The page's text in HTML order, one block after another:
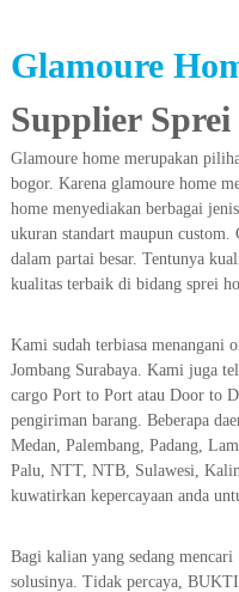
Glamoure
Supplier
Glamoure home merupakan
bogor. Karena glamoure home
home menyediakan berbagai
ukuran standart maupun custom.
dalam partai besar. Tentunya
kualitas terbaik di bidang sprei
Kami sudah terbiasa menangani
Jombang Surabaya. Kami juga
cargo Port to Port atau Door to
pengiriman barang. Beberapa
Medan, Palembang, Padang,
Palu, NTT, NTB, Sulawesi,
kuwatirkan kepercayaan anda
Bagi kalian yang sedang
solusinya. Tidak percaya,